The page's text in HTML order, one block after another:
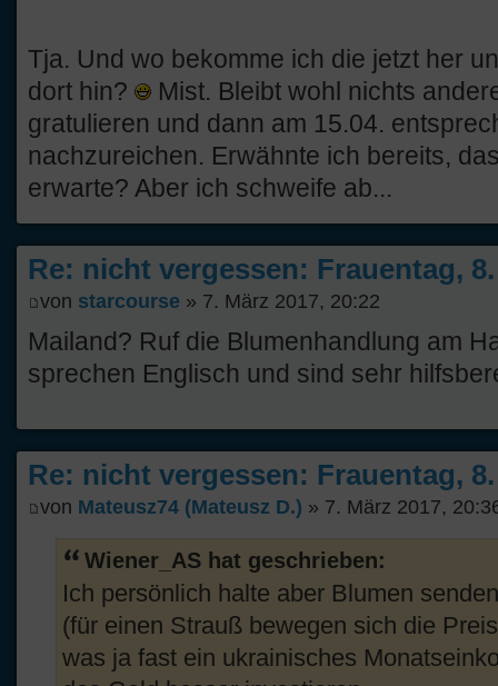
Tja. Und wo bekomme ich die jetzt her
dort hin?
Mist. Bleibt wohl nichts
gratulieren und dann am 15.04.
nachzureichen. Erwähnte ich bereits,
erwarte? Aber ich schweife ab...
Re: nicht vergessen: Frauentag,
von starcourse » 7. März 2017, 20:22
Mailand? Ruf die Blumenhandlung am
sprechen Englisch und sind sehr
Re: nicht vergessen: Frauentag,
von Mateusz74 (Mateusz D.) » 7. März 2017,
Wiener_AS hat geschrieben:
Ich persönlich halte aber Blumen
(für einen Strauß bewegen sich die
was ja fast ein ukrainisches